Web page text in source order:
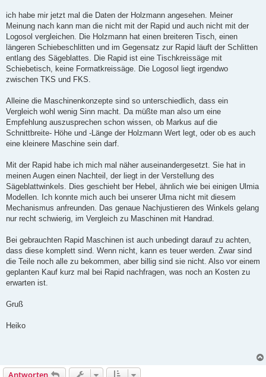
ich habe mir jetzt mal die Daten der Holzmann angesehen. Meiner
Meinung nach kann man die nicht mit der Rapid und auch nicht mit der
Logosol vergleichen. Die Holzmann hat einen breiteren Tisch, einen
längeren Schiebeschlitten und im Gegensatz zur Rapid läuft der Schlitten
entlang des Sägeblattes. Die Rapid ist eine Tischkreissäge mit
Schiebetisch, keine Formatkreissäge. Die Logosol liegt irgendwo
zwischen TKS und FKS.
Alleine die Maschinenkonzepte sind so unterschiedlich, dass ein
Vergleich wohl wenig Sinn macht. Da müßte man also um eine
Empfehlung auszusprechen schon wissen, ob Markus auf die
Schnittbreite- Höhe und -Länge der Holzmann Wert legt, oder ob es auch
eine kleinere Maschine sein darf.
Mit der Rapid habe ich mich mal näher auseinandergesetzt. Sie hat in
meinen Augen einen Nachteil, der liegt in der Verstellung des
Sägeblattwinkels. Dies geschieht ber Hebel, ähnlich wie bei einigen Ulmia
Modellen. Ich konnte mich auch bei unserer Ulma nicht mit diesem
Mechanismus anfreunden. Das genaue Nachjustieren des Winkels gelang
nur recht schwierig, im Vergleich zu Maschinen mit Handrad.
Bei gebrauchten Rapid Maschinen ist auch unbedingt darauf zu achten,
dass diese komplett sind. Wenn nicht, kann es teuer werden. Zwar sind
die Teile noch alle zu bekommen, aber billig sind sie nicht. Also vor einem
geplanten Kauf kurz mal bei Rapid nachfragen, was noch an Kosten zu
erwarten ist.
Gruß
Heiko
Antworten